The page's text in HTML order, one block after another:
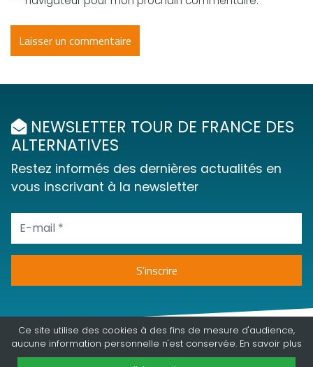
Ce site utilise des cookies à des fins de mesure d'audience,
aucune information personnelle n'est conservée. En savoir plus
NEWSLETTER TOUR DE FRANCE DES
ALTERNATIVES
Restez informés des dernières actualités en
vous inscrivant à la newsletter